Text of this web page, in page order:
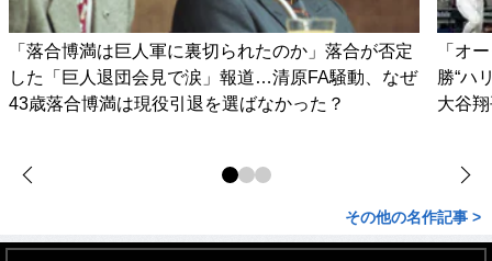
「落合博満は巨人軍に裏切られたのか」落合が否定
した「巨人退団会見で涙」報道…清原FA騒動、なぜ
43歳落合博満は現役引退を選ばなかった？
「オ
勝“ハ
大谷
その他の名作記事 >